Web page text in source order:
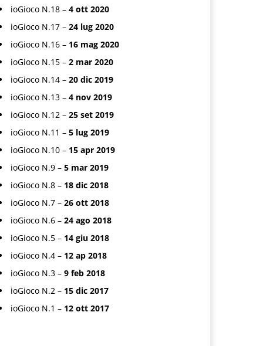
ioGioco N.18 – 4 ott 2020
ioGioco N.17 – 24 lug 2020
ioGioco N.16 – 16 mag 2020
ioGioco N.15 – 2 mar 2020
ioGioco N.14 – 20 dic 2019
ioGioco N.13 – 4 nov 2019
ioGioco N.12 – 25 set 2019
ioGioco N.11 – 5 lug 2019
ioGioco N.10 – 15 apr 2019
ioGioco N.9 – 5 mar 2019
ioGioco N.8 – 18 dic 2018
ioGioco N.7 – 26 ott 2018
ioGioco N.6 – 24 ago 2018
ioGioco N.5 – 14 giu 2018
ioGioco N.4 – 12 ap 2018
ioGioco N.3 – 9 feb 2018
ioGioco N.2 – 15 dic 2017
ioGioco N.1 – 12 ott 2017